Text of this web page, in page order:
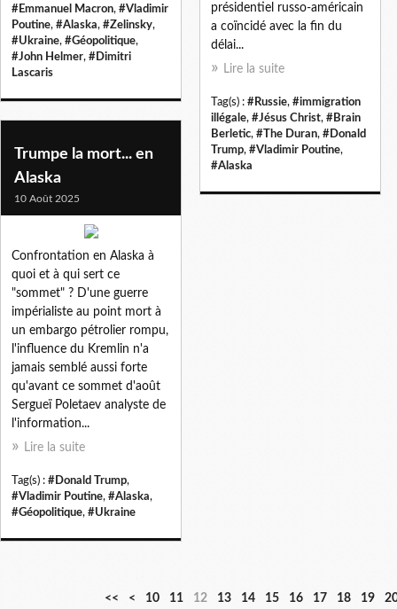
#Emmanuel Macron, #Vladimir
Poutine, #Alaska, #Zelinsky,
#Ukraine, #Géopolitique,
#John Helmer, #Dimitri
Lascaris
présidentiel russo-américain
a coïncidé avec la fin du
délai...
Lire la suite
Tag(s) : #Russie, #immigration
illégale, #Jésus Christ, #Brain
Berletic, #The Duran, #Donald
Trump, #Vladimir Poutine,
#Alaska
Trumpe la mort... en
Alaska
10 Août 2025
Confrontation en Alaska à
quoi et à qui sert ce
"sommet" ? D'une guerre
impérialiste au point mort à
un embargo pétrolier rompu,
l'influence du Kremlin n'a
jamais semblé aussi forte
qu'avant ce sommet d'août
Sergueï Poletaev analyste de
l'information...
Lire la suite
Tag(s) : #Donald Trump,
#Vladimir Poutine, #Alaska,
#Géopolitique, #Ukraine
<< < 10 11 12 13 14 15 16 17 18 19